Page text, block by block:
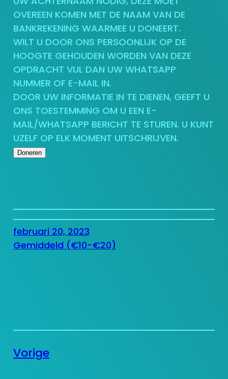
OVEREEN KOMEN MET DE NAAM VAN DE
BANKREKENING WAARMEE U DONEERT.
WILT U DOOR ONS PERSOONLIJK OP DE
HOOGTE GEHOUDEN WORDEN VAN DEZE
OPDRACHT VUL DAN UW WHATSAPP
NUMMER OF E-MAIL IN.
DOOR UW INFORMATIE IN TE DIENEN, GEEFT U
ONS TOESTEMMING OM U EEN E-
MAIL/WHATSAPP BERICHT TE STUREN. U KUNT
UZELF OP ELK MOMENT UITSCHRIJVEN.
Doneren
februari 20, 2023
Gemiddeld (€10-€20)
Vorige